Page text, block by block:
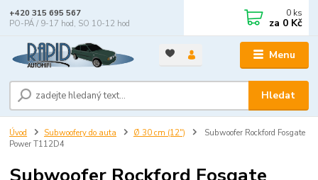
Menu
Hledat
+420 315 695 567
PO-PÁ / 9-17 hod, SO 10-12 hod
0 ks
za 0 Kč
Úvod Subwoofery do auta Ø 30 cm (12")
Subwoofer Rockford Fosgate
Power T112D4